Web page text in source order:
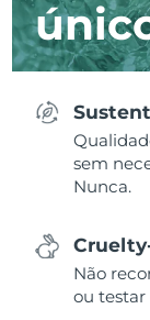
sem
Nunca.
Não
ou testar